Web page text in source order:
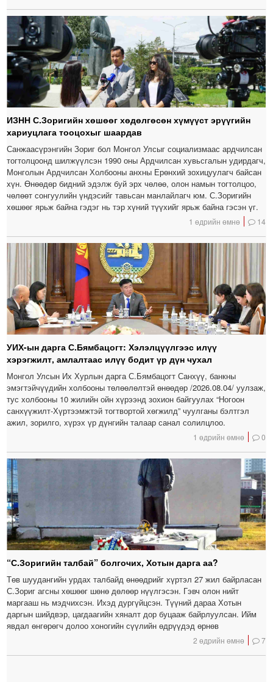
ИЗНН С.Зоригийн хөшөөг хөдөлгөсөн хүмүүст эрүүгийн
хариуцлага тооцохыг шаардав
Санжаасүрэнгийн Зориг бол Монгол Улсыг социализмаас ардчилсан
тогтолцоонд шилжүүлсэн 1990 оны Ардчилсан хувьсгалын удирдагч,
Монголын Ардчилсан Холбооны анхны Ерөнхий зохицуулагч байсан
хүн. Өнөөдөр бидний эдэлж буй эрх чөлөө, олон намын тогтолцоо,
чөлөөт сонгуулийн үндэсийг тавьсан манлайлагч юм. С.Зоригийн
хөшөөг ярьж байна гэдэг нь тэр хүний түүхийг ярьж байна гэсэн үг.
1 өдрийн өмнө 14
УИХ-ын дарга С.Бямбацогт: Хэлэлцүүлгээс илүү
хэрэгжилт, амлалтаас илүү бодит үр дүн чухал
Монгол Улсын Их Хурлын дарга С.Бямбацогт Санхүү, банкны
эмэгтэйчүүдийн холбооны төлөөлөлтэй өнөөдөр /2026.08.04/ уулзаж,
тус холбооны 10 жилийн ойн хүрээнд зохион байгуулах “Ногоон
санхүүжилт-Хүртээмжтэй тогтвортой хөгжилд” чуулганы бэлтгэл
ажил, зорилго, хүрэх үр дүнгийн талаар санал солилцлоо.
1 өдрийн өмнө 0
“С.Зоригийн талбай” болгочих, Хотын дарга аа?
Төв шуудангийн урдах талбайд өнөөдрийг хүртэл 27 жил байрласан
С.Зориг агсны хөшөөг шөнө дөлөөр нүүлгэсэн. Гэвч олон нийт
маргааш нь мэдчихсэн. Ихэд дургүйцсэн. Түүний дараа Хотын
даргын шийдвэр, цагдаагийн хяналт дор буцааж байрлуулсан. Ийм
явдал өнгөрөгч долоо хоногийн сүүлийн өдрүүдэд өрнөв
2 өдрийн өмнө 7